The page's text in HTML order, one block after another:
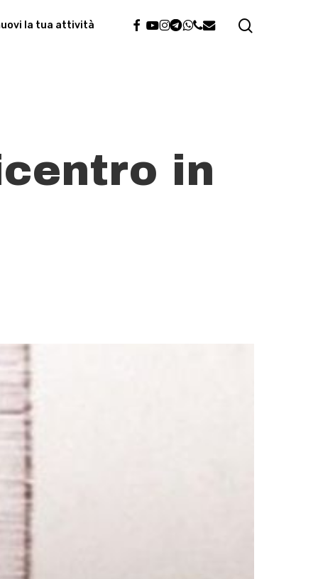
la tua attività facebook
youtube
instagram
telegram
whatsapp
phone
email
in